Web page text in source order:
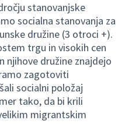
stanovanjske
socialna stanovanja za
družine (3 otroci +).
trgu in visokih cen
njihove družine znajdejo
zagotoviti
socialni položaj
tako, da bi krili
migrantskim